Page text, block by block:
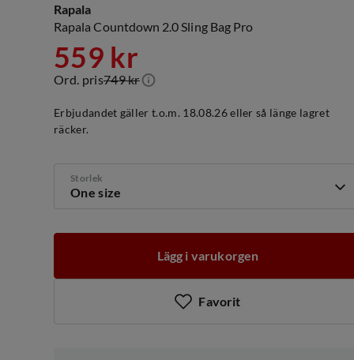
Rapala
Rapala Countdown 2.0 Sling Bag Pro
discounted
price
559 kr
original
price
Ord. pris749 kr
Erbjudandet gäller t.o.m. 18.08.26 eller så länge lagret
räcker.
Storlek
One size
Lägg i varukorgen
Favorit